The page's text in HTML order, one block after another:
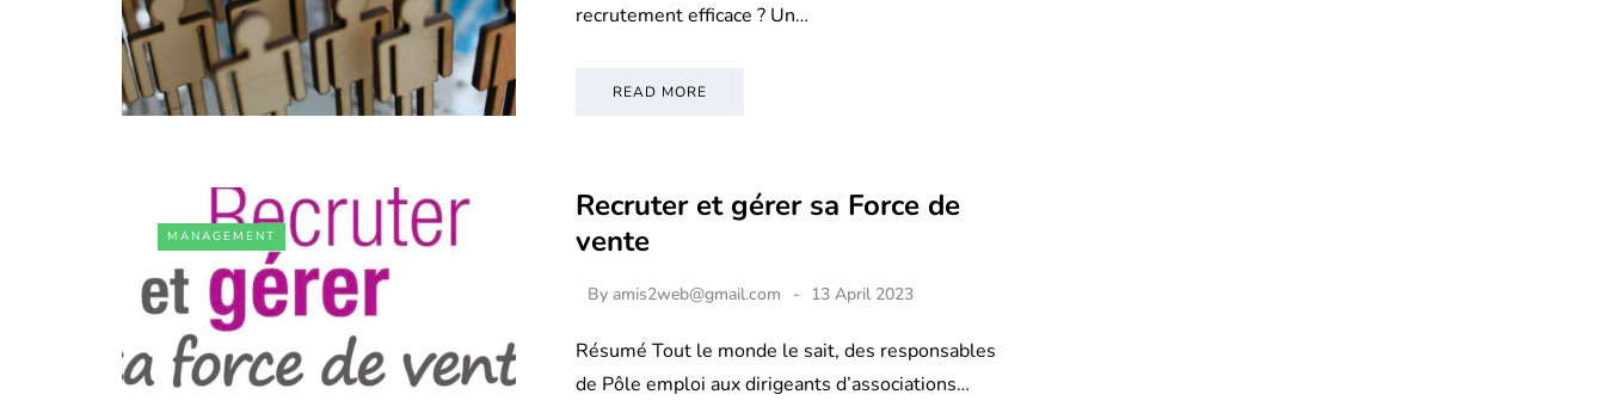
recrutement efficace ? Un…
READ MORE
MANAGEMENT
Recruter et gérer sa Force de
vente
By amis2web@gmail.com 13 April 2023
Résumé Tout le monde le sait, des responsables
de Pôle emploi aux dirigeants d’associations…